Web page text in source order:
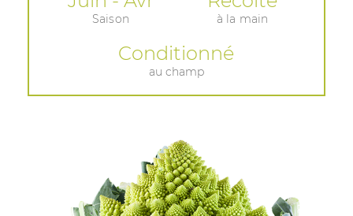
Saison à la main
Conditionné
au champ